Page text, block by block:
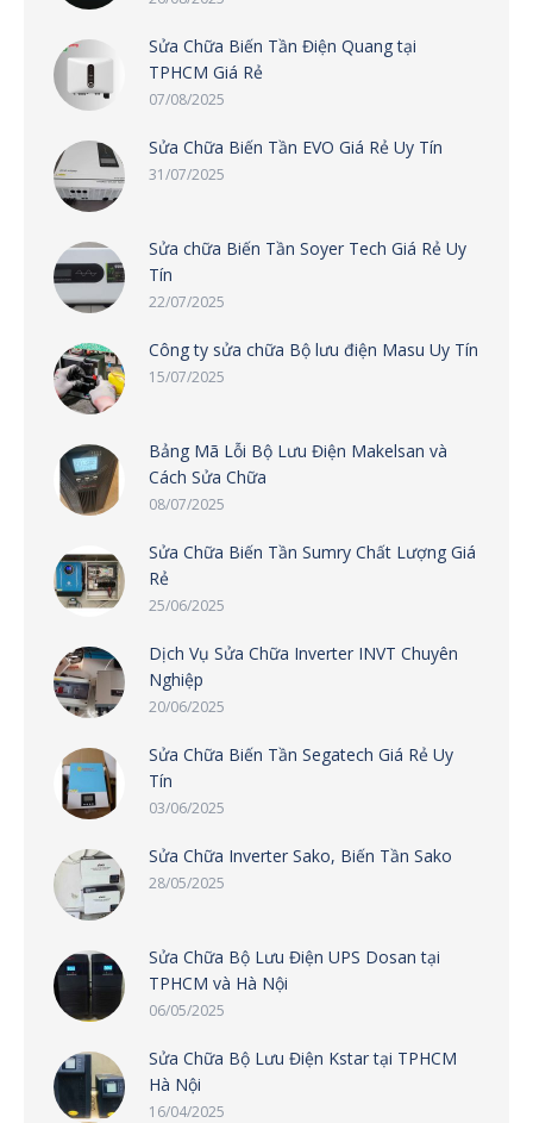
Sửa Chữa Biến Tần Điện Quang tại
TPHCM Giá Rẻ
07/08/2025
Sửa Chữa Biến Tần EVO Giá Rẻ Uy Tín
31/07/2025
Sửa chữa Biến Tần Soyer Tech Giá Rẻ Uy
Tín
22/07/2025
Công ty sửa chữa Bộ lưu điện Masu Uy Tín
15/07/2025
Bảng Mã Lỗi Bộ Lưu Điện Makelsan và
Cách Sửa Chữa
08/07/2025
Sửa Chữa Biến Tần Sumry Chất Lượng Giá
Rẻ
25/06/2025
Dịch Vụ Sửa Chữa Inverter INVT Chuyên
Nghiệp
20/06/2025
Sửa Chữa Biến Tần Segatech Giá Rẻ Uy
Tín
03/06/2025
Sửa Chữa Inverter Sako, Biến Tần Sako
28/05/2025
Sửa Chữa Bộ Lưu Điện UPS Dosan tại
TPHCM và Hà Nội
06/05/2025
Sửa Chữa Bộ Lưu Điện Kstar tại TPHCM
Hà Nội
16/04/2025